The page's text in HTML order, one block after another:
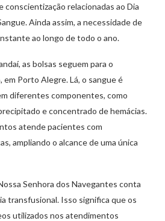
conscientização relacionadas ao Dia
Ainda assim, a necessidade de
ao longo de todo o ano.
as bolsas seguem para o
Porto Alegre. Lá, o sangue é
diferentes componentes, como
e concentrado de hemácias.
atende pacientes com
ampliando o alcance de uma única
Senhora dos Navegantes conta
transfusional. Isso significa que os
utilizados nos atendimentos